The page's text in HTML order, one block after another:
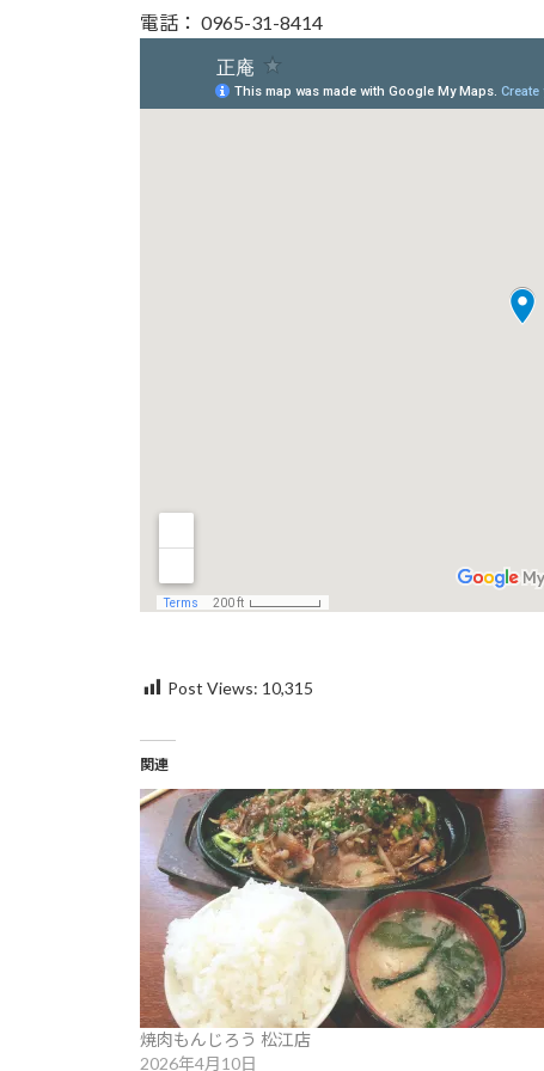
電話： 0965-31-8414
Post Views: 10,315
関連
焼肉もんじろう 松江店
2026年4月10日